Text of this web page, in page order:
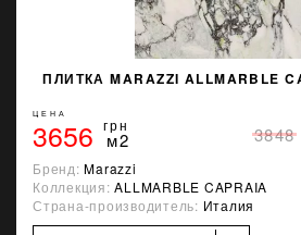
ПЛИТКА MARAZZI ALLMARBLE
ЦЕНА
3656 грн
м2 3848
Бренд:Marazzi
Коллекция:ALLMARBLE CAPRAIA
Страна-производитель: Италия